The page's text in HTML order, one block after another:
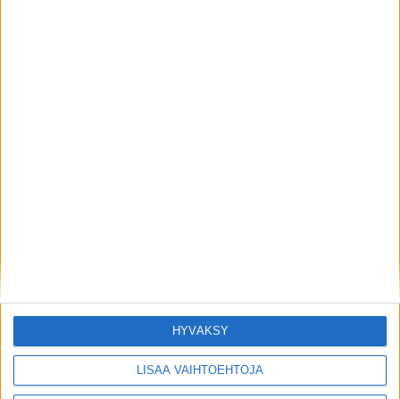
LISÄÄ VAIHTOEHTOJA
HYVÄKSY